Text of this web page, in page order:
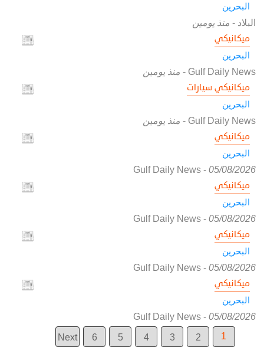
البحرين
البلاد - منذ يومين
ميكانيكي
البحرين
Gulf Daily News
- منذ يومين
ميكانيكي سيارات
البحرين
Gulf Daily News
- منذ يومين
ميكانيكي
البحرين
Gulf Daily News- 05/08/2026
ميكانيكي
البحرين
Gulf Daily News- 05/08/2026
ميكانيكي
البحرين
Gulf Daily News- 05/08/2026
ميكانيكي
البحرين
Gulf Daily News- 05/08/2026
1
2
3
4
5
6
Next